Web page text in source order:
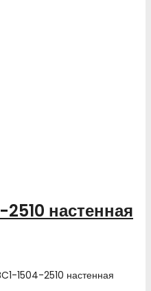
2510 настенная
1504-2510 настенная